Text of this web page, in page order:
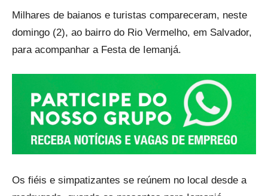
Milhares de baianos e turistas compareceram, neste
domingo (2), ao bairro do Rio Vermelho, em Salvador,
para acompanhar a Festa de Iemanjá.
Os fiéis e simpatizantes se reúnem no local desde a